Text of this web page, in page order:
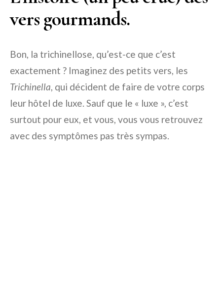
vers gourmands.
Bon, la trichinellose, qu’est-ce que c’est
exactement ? Imaginez des petits vers, les
Trichinella, qui décident de faire de votre corps
leur hôtel de luxe. Sauf que le « luxe », c’est
surtout pour eux, et vous, vous vous retrouvez
avec des symptômes pas très sympas.